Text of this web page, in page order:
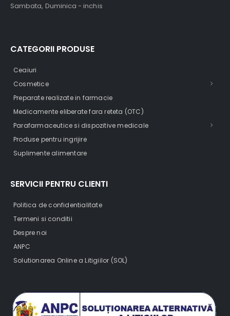
Sambata, Duminica - inchis
CATEGORII PRODUSE
Ceaiuri
Cosmetice
Preparate realizate in farmacie
Medicamente eliberate fara reteta (OTC)
Parafarmaceutice si dispozitive medicale
Produse pentru ingrijire
Suplimente alimentare
SERVICII PENTRU CLIENTI
Politica de confidentialitate
Termeni si conditii
Despre noi
ANPC
Solutionarea Online a Litigiilor (SOL)